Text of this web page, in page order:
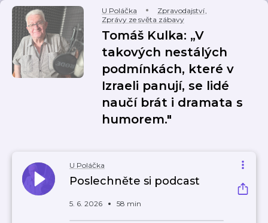
U Poláčka Zpravodajství,
Zprávy ze světa zábavy
Tomáš Kulka: „V
takových nestálých
podmínkách, které v
Izraeli panují, se lidé
naučí brát i dramata s
humorem."
U Poláčka
Poslechněte si podcast
5. 6. 2026 58 min